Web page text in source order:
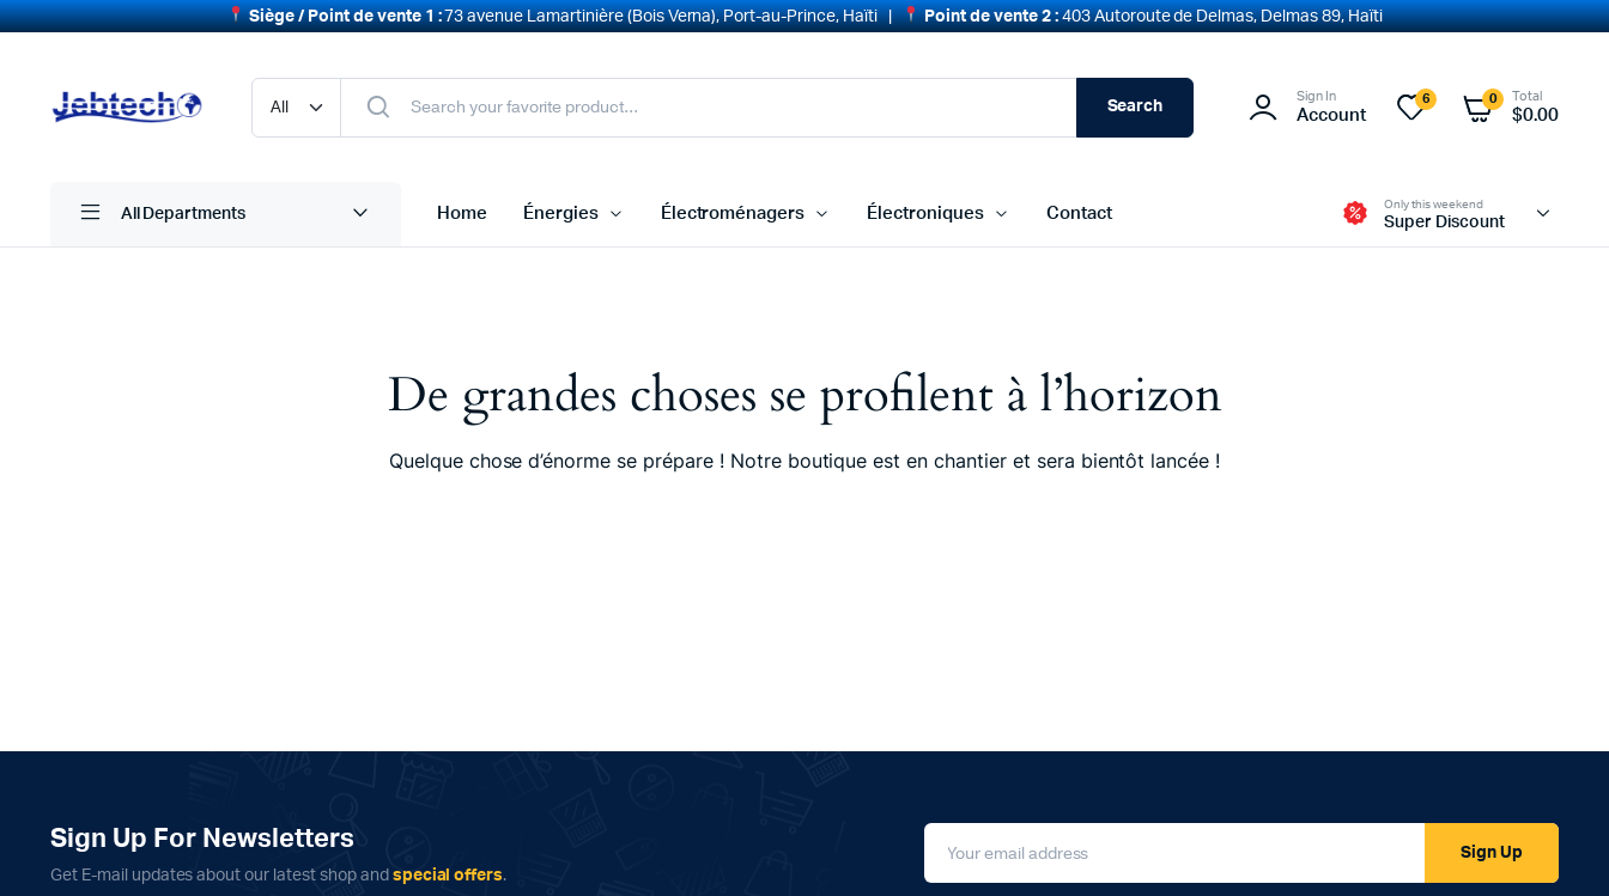
Siège / Point de vente 1 :73 avenue Lamartinière (Bois Verna), Port-au-Prince, Haïti | Point de vente 2 :403 Autoroute de Delmas, Delmas 89, Haïti
Search
Sign In
Account
6 0 Total
$0.00
All Departments Home Énergies Électroménagers Électroniques Contact
Only this weekend
Super Discount
De grandes choses se profilent à l’horizon
Quelque chose d’énorme se prépare ! Notre boutique est en chantier et sera bientôt lancée !
Sign Up For Newsletters
Get E-mail updates about our latest shop and special offers.
Sign Up